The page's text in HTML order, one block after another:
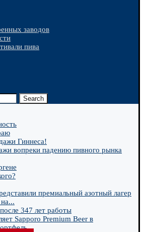
заводов
пива
Search
Гиннеса!
вопреки падению пивного рынка
премиальный азотный лагер
347 лет работы
Sapporo Premium Beer в